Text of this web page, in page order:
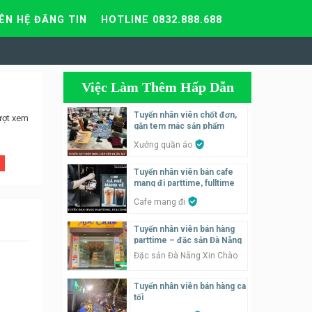
HỆ ĐĂNG TIN HOTLINE 0832.888.688
xem
Việc Làm Thêm Hấp Dẫn
Tuyển nhân viên chốt đơn,
gắn tem mác sản phẩm
Xưởng quần áo
Tuyển nhân viên bán cafe
mang đi parttime, fulltime
Cafe mang đi
Tuyển nhân viên bán hàng
parttime – đặc sản Đà Nẵng
Đặc sản Đà Nẵng Xin Chào
Tuyển nhân viên bán hàng ca
tối